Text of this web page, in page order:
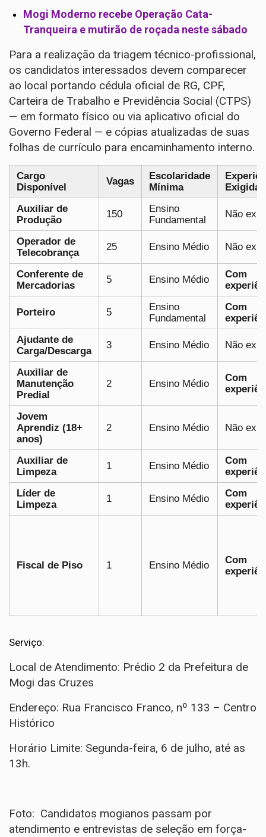
Mogi Moderno recebe Operação Cata-
Tranqueira e mutirão de roçada neste sábado
Para a realização da triagem técnico-profissional,
os candidatos interessados devem comparecer
ao local portando cédula oficial de RG, CPF,
Carteira de Trabalho e Previdência Social (CTPS)
— em formato físico ou via aplicativo oficial do
Governo Federal — e cópias atualizadas de suas
folhas de currículo para encaminhamento interno.
Cargo
Disponível
Vagas
Escolaridade
Mínima
Exigida?
Auxiliar de
Produção
150
Ensino
Fundamental
Não
Operador de
Telecobrança
25 Ensino Médio Não
Conferente de
Mercadorias
5 Ensino Médio
Com
Porteiro 5
Ensino
Fundamental
Com
Ajudante de
Carga/Descarga
3 Ensino Médio Não
Auxiliar de
Manutenção
Predial
2 Ensino Médio
Com
Jovem
Aprendiz (18+
anos)
2 Ensino Médio Não
Auxiliar de
Limpeza
1 Ensino Médio
Com
Líder de
Limpeza
1 Ensino Médio
Com
Fiscal de Piso 1 Ensino Médio
Com
Serviço:
Local de Atendimento: Prédio 2 da Prefeitura de
Mogi das Cruzes
Endereço: Rua Francisco Franco, nº 133 – Centro
Histórico
Horário Limite: Segunda-feira, 6 de julho, até as
13h.
Foto: Candidatos mogianos passam por
atendimento e entrevistas de seleção em força-